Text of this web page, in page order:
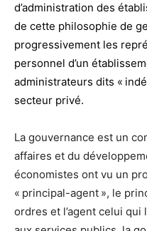
d’administration des
de cette philosophie de
progressivement les
personnel d’un
administrateurs dits «
secteur privé.
La gouvernance est un
affaires et du
économistes ont vu un
« principal-agent », le
ordres et l’agent celui qui